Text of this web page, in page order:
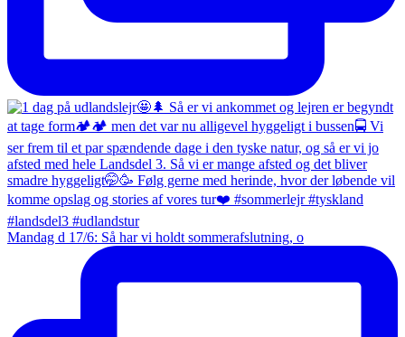
Mandag d 17/6: Så har vi holdt sommerafslutning, o